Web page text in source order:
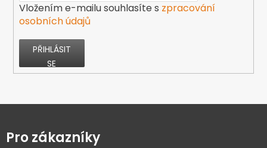
Vložením e-mailu souhlasíte s zpracování
osobních údajů
PŘIHLÁSIT
SE
pPro zákazníky